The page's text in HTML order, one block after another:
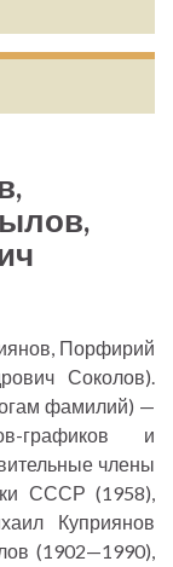
Порфирий
Соколов).
фамилий) —
графиков и
члены
СССР (1958),
Куприянов
(1902—1990),